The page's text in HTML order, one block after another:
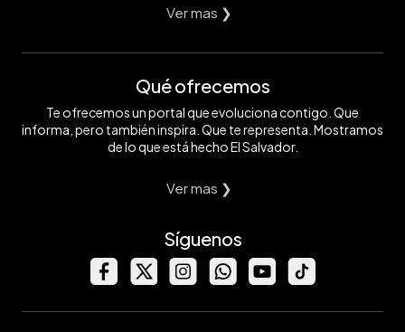
Ver mas ❯
Qué ofrecemos
Te ofrecemos un portal que evoluciona contigo. Que
informa, pero también inspira. Que te representa. Mostramos
de lo que está hecho El Salvador.
Ver mas ❯
Síguenos